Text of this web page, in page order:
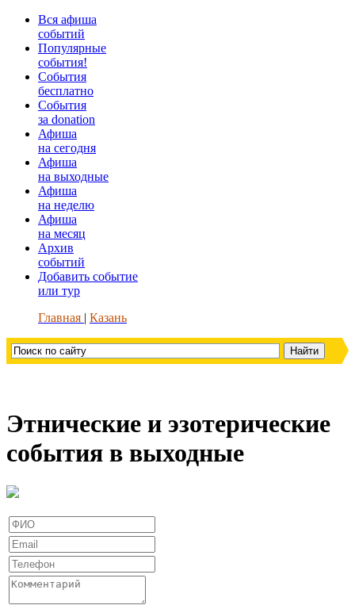
Вся афиша
событий
Популярные
события!
События
бесплатно
События
за donation
Афиша
на сегодня
Афиша
на выходные
Афиша
на неделю
Афиша
на месяц
Архив
событий
Добавить событие
или тур
Главная
Казань
Этнические и эзотерические
события в выходные